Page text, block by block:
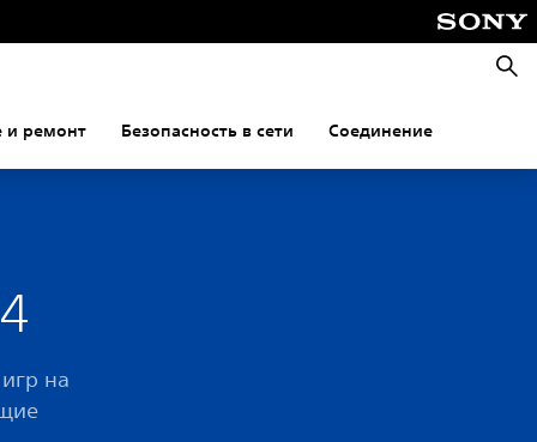
Поиск
и ремонт Безопасность в сети Соединение
на